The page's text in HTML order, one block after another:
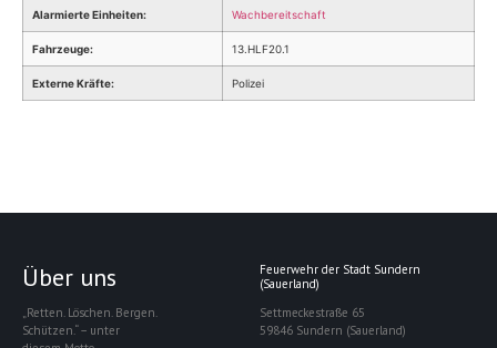
Alarmierte Einheiten: Wachbereitschaft
Fahrzeuge: 13.HLF20.1
Externe Kräfte: Polizei
Über uns
„Retten. Löschen. Bergen.
Schützen.“ – unter
Feuerwehr der Stadt Sundern
(Sauerland)
Settmeckestraße 65
59846 Sundern (Sauerland)